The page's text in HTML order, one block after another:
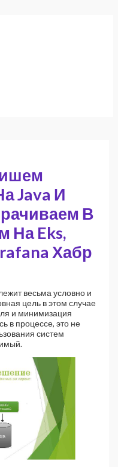
Java И
В
На Eks,
Хабр
весьма условно и
цель в этом случае
и минимизация
в процессе, это не
систем